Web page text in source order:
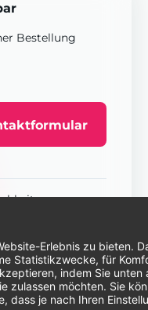
Bestellung